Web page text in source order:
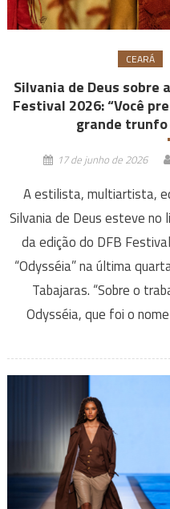
CEARÁ
Silvania de Deus sobre
Festival 2026: “Você
grande trunfo
17 de junho de 2026
A estilista, multiartista,
Silvania de Deus esteve
da edição do DFB
“Odysséia” na última
Tabajaras. “Sobre o
Odysséia, que foi o